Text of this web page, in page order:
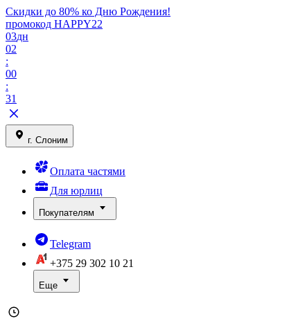
Скидки до 80% ко Дню Рождения!
промокод HAPPY22
03дн
02
:
00
:
31
г. Слоним
Оплата частями
Для юрлиц
Покупателям
Telegram
+375 29 302 10 21
Еще